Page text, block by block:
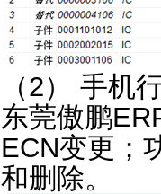
（2） 手机
东莞傲鹏
ECN变更；
和删除。